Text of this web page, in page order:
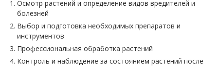
Осмотр растений и определение видов вредителей и
болезней
Выбор и подготовка необходимых препаратов и
инструментов
Профессиональная обработка растений
Контроль и наблюдение за состоянием растений после